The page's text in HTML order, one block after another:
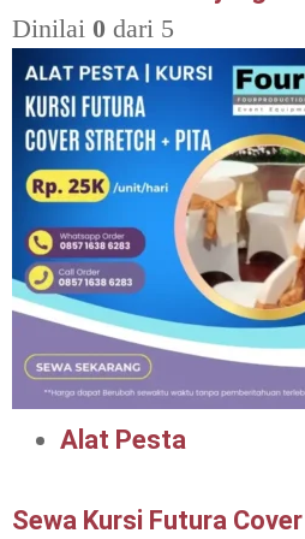
Dinilai 0 dari 5
Alat Pesta
Sewa Kursi Futura